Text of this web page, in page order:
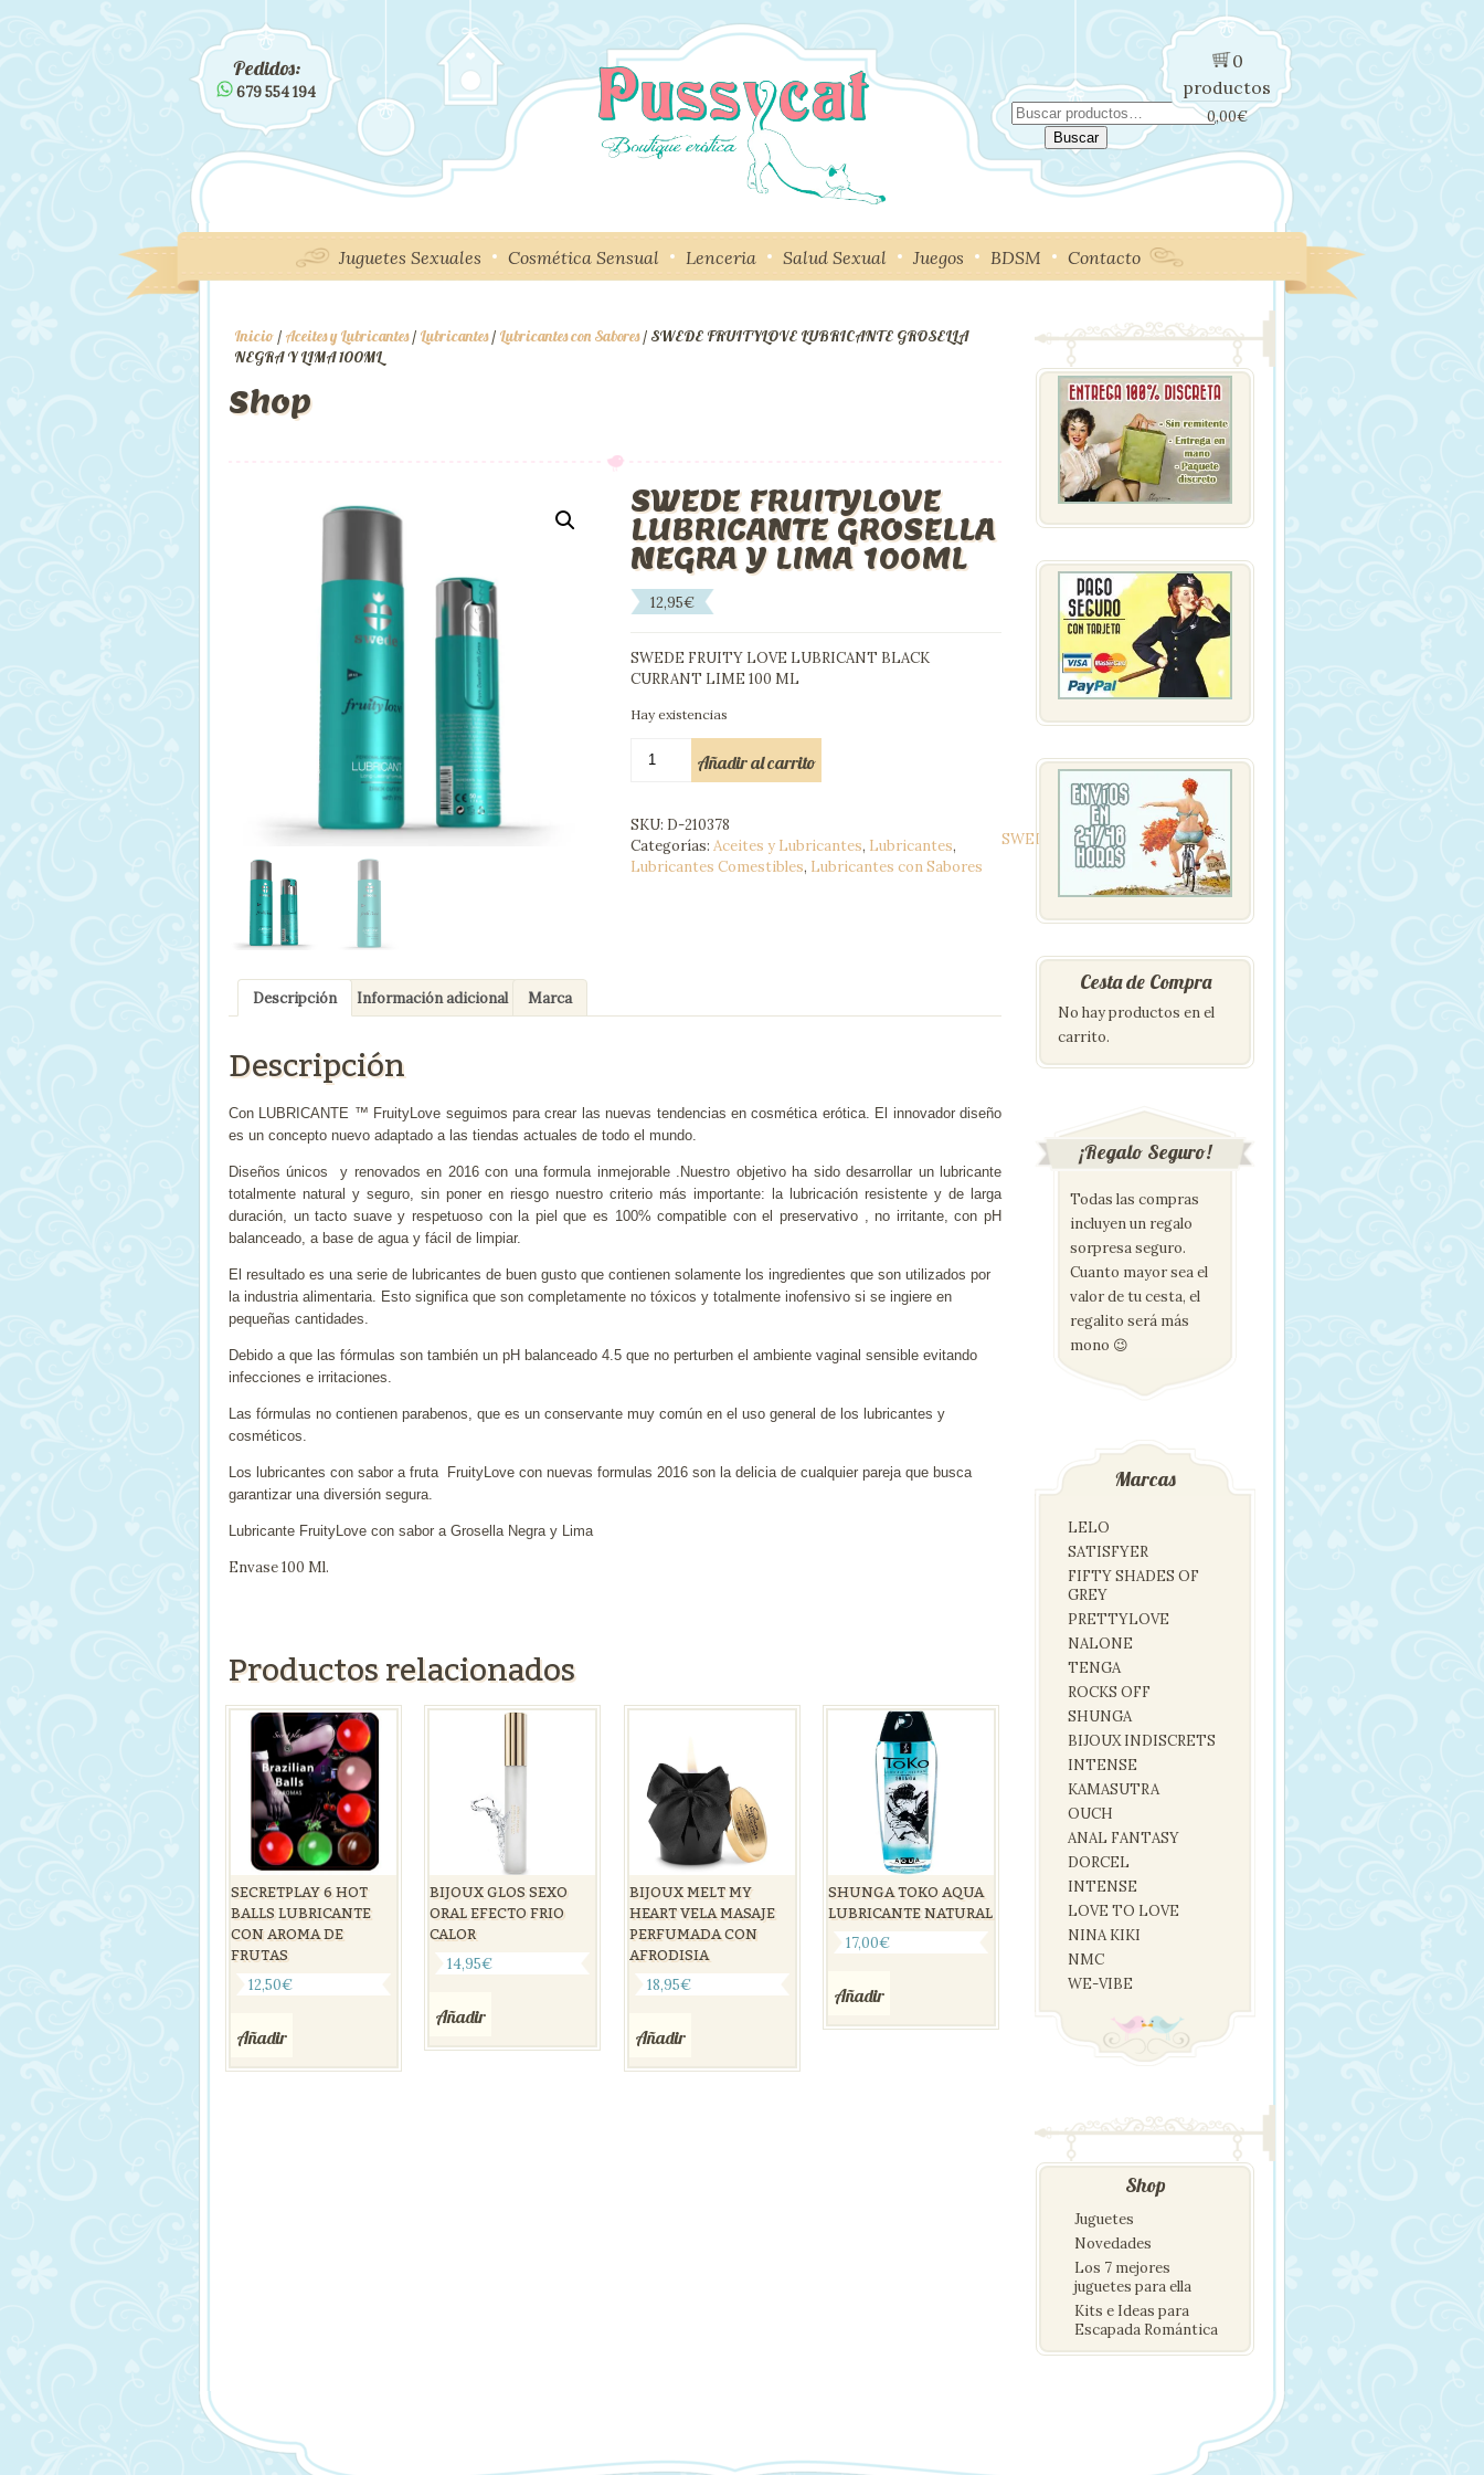
Pedidos:
679 554 194
Buscar
por:
Buscar
0
productos
0,00€
Juguetes Sexuales Cosmética Sensual Lenceria Salud Sexual Juegos BDSM Contacto
Inicio / Aceites y Lubricantes/ Lubricantes/ Lubricantes con Sabores/ SWEDE FRUITYLOVE LUBRICANTE GROSELLA
NEGRA Y LIMA 100ML
Shop
SWEDE FRUITYLOVE
LUBRICANTE GROSELLA
NEGRA Y LIMA 100ML
12,95€
SWEDE FRUITY LOVE LUBRICANT BLACK
CURRANT LIME 100 ML
Hay existencias
FRUITYLOVE
NEGRA
Y
LIMA
Añadir al carrito
SKU: D-210378
Categorías: Aceites y Lubricantes, Lubricantes,
Lubricantes Comestibles, Lubricantes con Sabores
SWEDE
Descripción Información adicional Marca
Descripción
Con LUBRICANTE ™ FruityLove seguimos para crear las nuevas tendencias en cosmética erótica. El innovador diseño
es un concepto nuevo adaptado a las tiendas actuales de todo el mundo.
Diseños únicos y renovados en 2016 con una formula inmejorable .Nuestro objetivo ha sido desarrollar un lubricante
totalmente natural y seguro, sin poner en riesgo nuestro criterio más importante: la lubricación resistente y de larga
duración, un tacto suave y respetuoso con la piel que es 100% compatible con el preservativo , no irritante, con pH
balanceado, a base de agua y fácil de limpiar.
El resultado es una serie de lubricantes de buen gusto que contienen solamente los ingredientes que son utilizados por
la industria alimentaria. Esto significa que son completamente no tóxicos y totalmente inofensivo si se ingiere en
pequeñas cantidades.
Debido a que las fórmulas son también un pH balanceado 4.5 que no perturben el ambiente vaginal sensible evitando
infecciones e irritaciones.
Las fórmulas no contienen parabenos, que es un conservante muy común en el uso general de los lubricantes y
cosméticos.
Los lubricantes con sabor a fruta FruityLove con nuevas formulas 2016 son la delicia de cualquier pareja que busca
garantizar una diversión segura.
Lubricante FruityLove con sabor a Grosella Negra y Lima
Envase 100 Ml.
Productos relacionados
SECRETPLAY 6 HOT
BALLS LUBRICANTE
CON AROMA DE
FRUTAS
12,50€
Añadir
BIJOUX GLOS SEXO
ORAL EFECTO FRIO
CALOR
14,95€
Añadir
BIJOUX MELT MY
HEART VELA MASAJE
PERFUMADA CON
AFRODISIA
18,95€
Añadir
SHUNGA TOKO AQUA
LUBRICANTE NATURAL
17,00€
Añadir
Cesta de Compra
No hay productos en el
carrito.
¡Regalo Seguro!
Todas las compras
incluyen un regalo
sorpresa seguro.
Cuanto mayor sea el
valor de tu cesta, el
regalito será más
mono 😉
Marcas
LELO
SATISFYER
FIFTY SHADES OF
GREY
PRETTYLOVE
NALONE
TENGA
ROCKS OFF
SHUNGA
BIJOUX INDISCRETS
INTENSE
KAMASUTRA
OUCH
ANAL FANTASY
DORCEL
INTENSE
LOVE TO LOVE
NINA KIKI
NMC
WE-VIBE
Shop
Juguetes
Novedades
Los 7 mejores
juguetes para ella
Kits e Ideas para
Escapada Romántica